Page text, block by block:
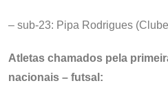
– sub-23: Pipa Rodrigues
Atletas chamados pela
nacionais – futsal: